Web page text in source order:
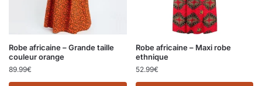
Robe africaine – Grande taille
couleur orange
89.99€
Robe africaine – Maxi robe
ethnique
52.99€